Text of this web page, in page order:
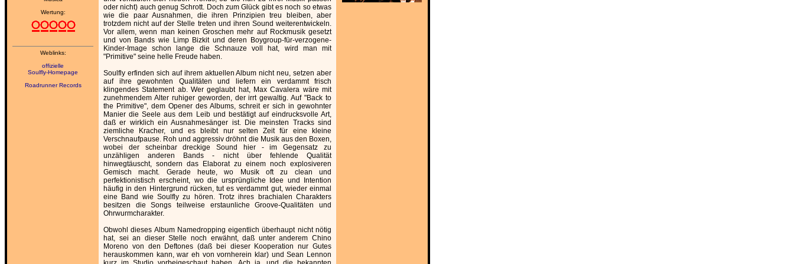
Wertung:
Weblinks:
offizielle
Soulfly-Homepage
Roadrunner Records
oder nicht) auch genug Schrott. Doch zum Glück gibt es noch so etwas
wie die paar Ausnahmen, die ihren Prinzipien treu bleiben, aber
trotzdem nicht auf der Stelle treten und ihren Sound weiterentwickeln.
Vor allem, wenn man keinen Groschen mehr auf Rockmusik gesetzt
und von Bands wie Limp Bizkit und deren Boygroup-für-verzogene-
Kinder-Image schon lange die Schnauze voll hat, wird man mit
"Primitive" seine helle Freude haben.
Soulfly erfinden sich auf ihrem aktuellen Album nicht neu, setzen aber
auf ihre gewohnten Qualitäten und liefern ein verdammt frisch
klingendes Statement ab. Wer geglaubt hat, Max Cavalera wäre mit
zunehmendem Alter ruhiger geworden, der irrt gewaltig. Auf "Back to
the Primitive", dem Opener des Albums, schreit er sich in gewohnter
Manier die Seele aus dem Leib und bestätigt auf eindrucksvolle Art,
daß er wirklich ein Ausnahmesänger ist. Die meinsten Tracks sind
ziemliche Kracher, und es bleibt nur selten Zeit für eine kleine
Verschnaufpause. Roh und aggressiv dröhnt die Musik aus den Boxen,
wobei der scheinbar dreckige Sound hier - im Gegensatz zu
unzähligen anderen Bands - nicht über fehlende Qualität
hinwegtäuscht, sondern das Elaborat zu einem noch explosiveren
Gemisch macht. Gerade heute, wo Musik oft zu clean und
perfektionistisch erscheint, wo die ursprüngliche Idee und Intention
häufig in den Hintergrund rücken, tut es verdammt gut, wieder einmal
eine Band wie Soulfly zu hören. Trotz ihres brachialen Charakters
besitzen die Songs teilweise erstaunliche Groove-Qualitäten und
Ohrwurmcharakter.
Obwohl dieses Album Namedropping eigentlich überhaupt nicht nötig
hat, sei an dieser Stelle noch erwähnt, daß unter anderem Chino
Moreno von den Deftones (daß bei dieser Kooperation nur Gutes
herauskommen kann, war eh von vornherein klar) und Sean Lennon